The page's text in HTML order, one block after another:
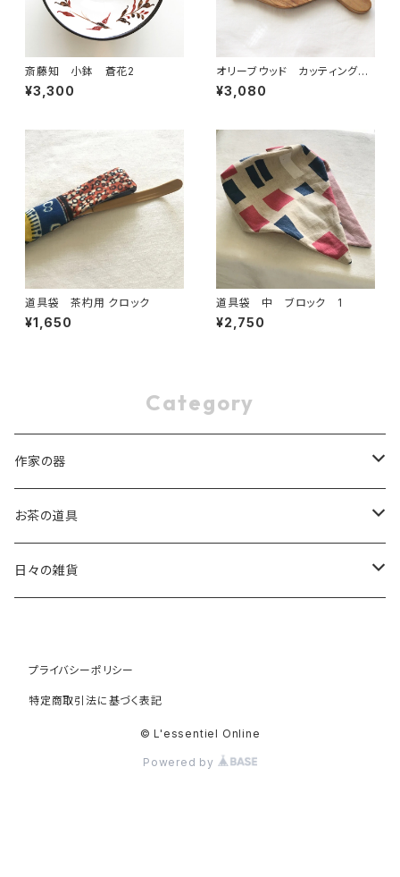
斎藤知 小鉢 蒼花2
¥3,300
オリーブウッド カッティングボ
ード 小 1
¥3,080
道具袋 茶杓用 クロック
¥1,650
道具袋 中 ブロック 1
¥2,750
Category
作家の器
稲葉 周子 Chikako Inaba
片瀬 和宏 Kazuhiro Katase
高橋 朋子 Tomoko Saito
竹村 友里 Yuri Takemura
お茶の道具
茶杓
日々の雑貨
天然素材
プライバシーポリシー
特定商取引法に基づく表記
© L'essentiel Online
Powered by